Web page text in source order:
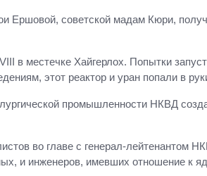
Ершовой, советской мадам Кюри,
в местечке Хайгерлох. Попытки
этот реактор и уран попали в
промышленности НКВД
во главе с генерал-
и инженеров, имевших отношение к